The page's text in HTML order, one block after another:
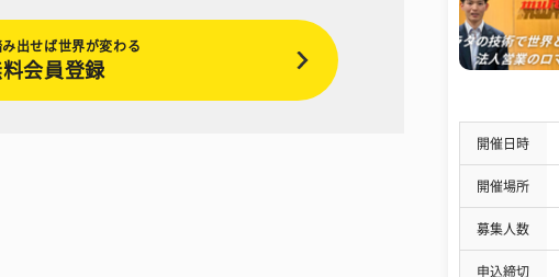
出せば世界が変わる
会員登録
開催日時
開催場所
募集人数
申込締切